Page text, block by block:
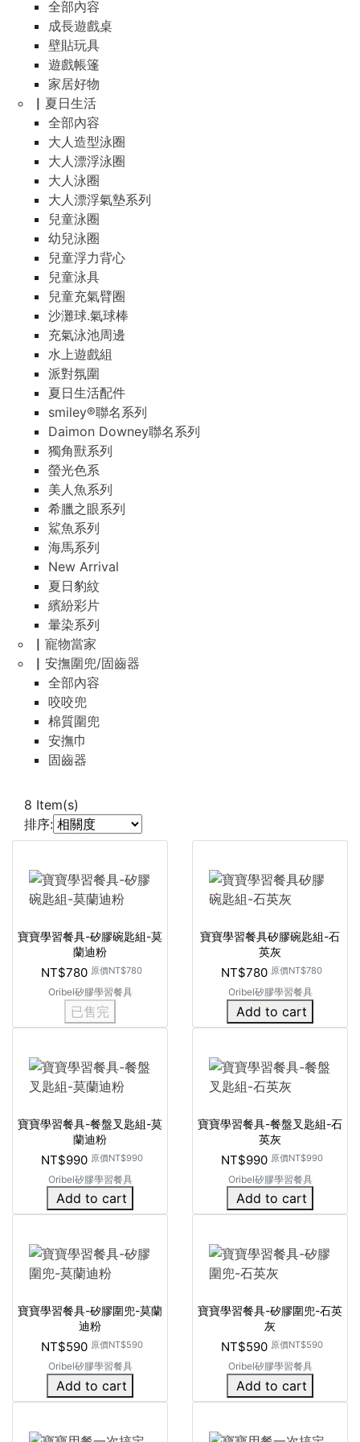
全部內容
成長遊戲桌
壁貼玩具
遊戲帳篷
家居好物
▏夏日生活
全部內容
大人造型泳圈
大人漂浮泳圈
大人泳圈
大人漂浮氣墊系列
兒童泳圈
幼兒泳圈
兒童浮力背心
兒童泳具
兒童充氣臂圈
沙灘球.氣球棒
充氣泳池周邊
水上遊戲組
派對氛圍
夏日生活配件
smiley®聯名系列
Daimon Downey聯名系列
獨角獸系列
螢光色系
美人魚系列
希臘之眼系列
鯊魚系列
海馬系列
New Arrival
夏日豹紋
繽紛彩片
暈染系列
▏寵物當家
▏安撫圍兜/固齒器
全部內容
咬咬兜
棉質圍兜
安撫巾
固齒器
8 Item(s)
排序:
寶寶學習餐具-矽膠碗匙組-莫
蘭迪粉
NT$780 原價NT$780
Oribel矽膠學習餐具
已售完
寶寶學習餐具矽膠碗匙組-石
英灰
NT$780 原價NT$780
Oribel矽膠學習餐具
Add to cart
寶寶學習餐具-餐盤叉匙組-莫
蘭迪粉
NT$990 原價NT$990
Oribel矽膠學習餐具
Add to cart
寶寶學習餐具-餐盤叉匙組-石
英灰
NT$990 原價NT$990
Oribel矽膠學習餐具
Add to cart
寶寶學習餐具-矽膠圍兜-莫蘭
迪粉
NT$590 原價NT$590
Oribel矽膠學習餐具
Add to cart
寶寶學習餐具-矽膠圍兜-石英
灰
NT$590 原價NT$590
Oribel矽膠學習餐具
Add to cart